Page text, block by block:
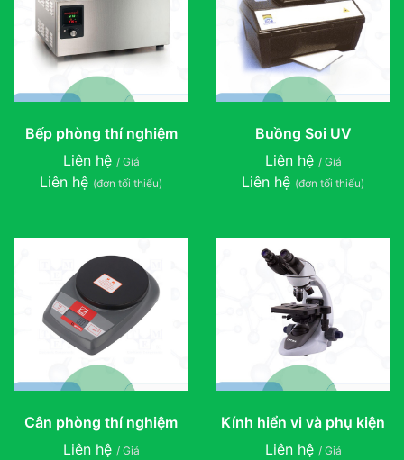
Bếp phòng thí nghiệm
Liên hệ / Giá
Liên hệ (đơn tối thiểu)
Buồng Soi UV
Liên hệ / Giá
Liên hệ (đơn tối thiểu)
Cân phòng thí nghiệm
Liên hệ / Giá
Kính hiển vi và phụ kiện
Liên hệ / Giá